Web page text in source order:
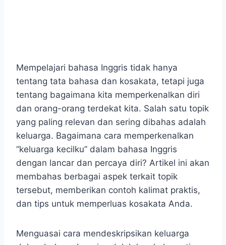
Mempelajari bahasa Inggris tidak hanya
tentang tata bahasa dan kosakata, tetapi juga
tentang bagaimana kita memperkenalkan diri
dan orang-orang terdekat kita. Salah satu topik
yang paling relevan dan sering dibahas adalah
keluarga. Bagaimana cara memperkenalkan
“keluarga kecilku” dalam bahasa Inggris
dengan lancar dan percaya diri? Artikel ini akan
membahas berbagai aspek terkait topik
tersebut, memberikan contoh kalimat praktis,
dan tips untuk memperluas kosakata Anda.
Menguasai cara mendeskripsikan keluarga